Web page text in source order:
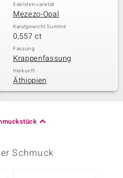
Edelsteinvarietät
Mezezo-Opal
Karatgewicht Summe
0,557 ct
Fassung
Krappenfassung
Herkunft
Äthiopien
Schmuck